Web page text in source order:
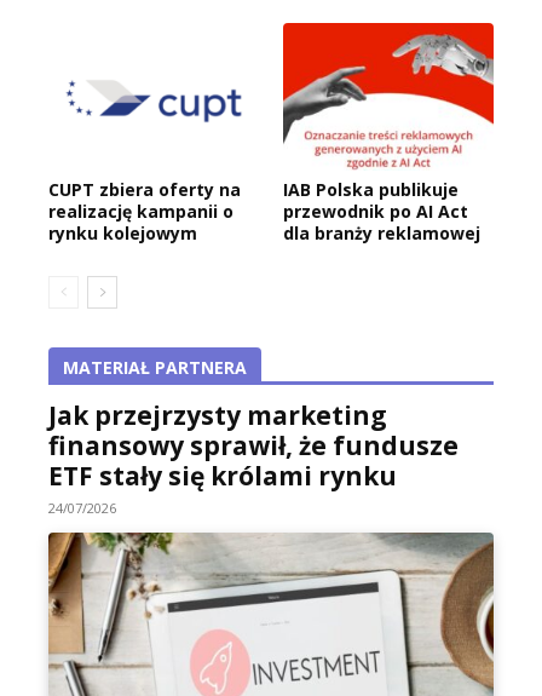
CUPT zbiera oferty na
realizację kampanii o
rynku kolejowym
IAB Polska publikuje
przewodnik po AI Act
dla branży reklamowej
MATERIAŁ PARTNERA
Jak przejrzysty marketing
finansowy sprawił, że fundusze
ETF stały się królami rynku
24/07/2026